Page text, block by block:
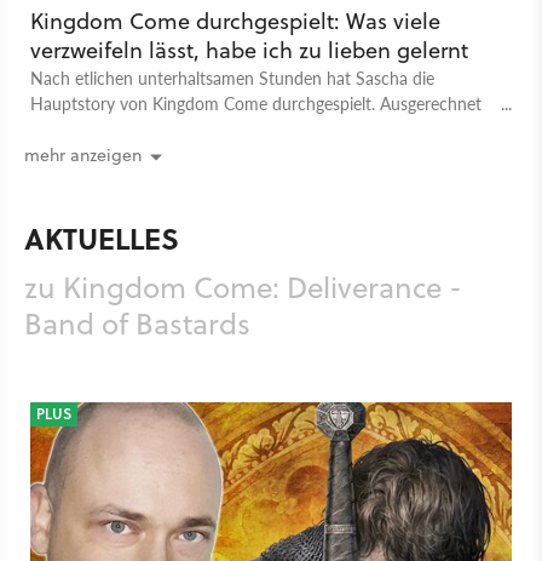
Kingdom Come durchgespielt: Was viele
verzweifeln lässt, habe ich zu lieben gelernt
Nach etlichen unterhaltsamen Stunden hat Sascha die
Hauptstory von Kingdom Come durchgespielt. Ausgerechnet
mehr anzeigen
AKTUELLES
zu Kingdom Come: Deliverance -
Band of Bastards
PLUS